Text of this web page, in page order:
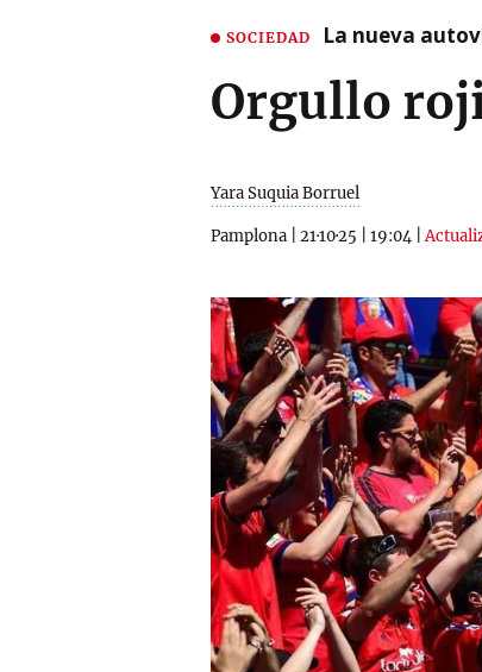
SOCIEDAD La nueva
Orgullo
Yara Suquia Borruel
Pamplona 21·10·25 19:04 |